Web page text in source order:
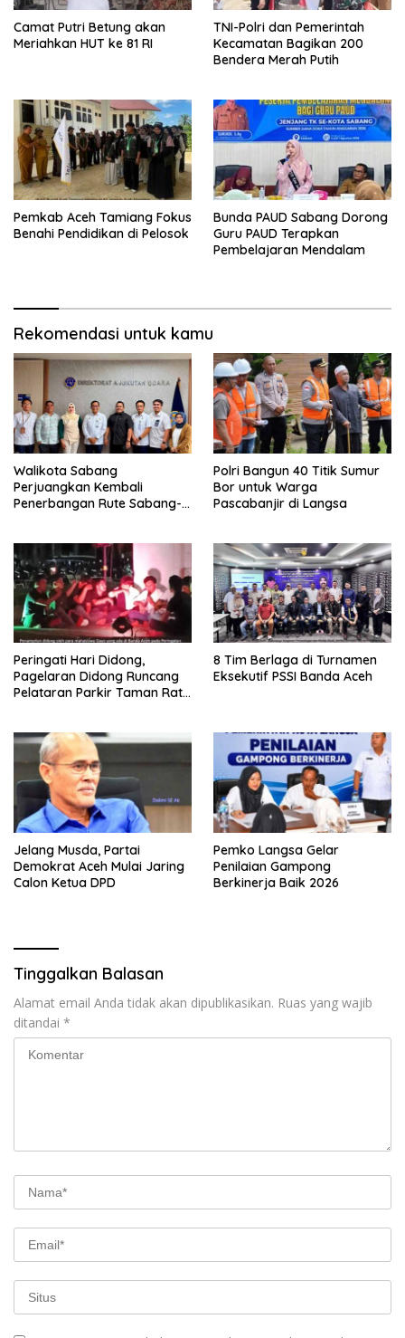
Camat Putri Betung akan
Meriahkan HUT ke 81 RI
TNI-Polri dan Pemerintah
Kecamatan Bagikan 200
Bendera Merah Putih
Pemkab Aceh Tamiang Fokus
Benahi Pendidikan di Pelosok
Bunda PAUD Sabang Dorong
Guru PAUD Terapkan
Pembelajaran Mendalam
Rekomendasi untuk kamu
Walikota Sabang
Perjuangkan Kembali
Penerbangan Rute Sabang-
Polri Bangun 40 Titik Sumur
Bor untuk Warga
Pascabanjir di Langsa
Peringati Hari Didong,
Pagelaran Didong Runcang
Pelataran Parkir Taman Ratu
8 Tim Berlaga di Turnamen
Eksekutif PSSI Banda Aceh
Jelang Musda, Partai
Demokrat Aceh Mulai Jaring
Calon Ketua DPD
Pemko Langsa Gelar
Penilaian Gampong
Berkinerja Baik 2026
Tinggalkan Balasan
Alamat email Anda tidak akan dipublikasikan. Ruas yang wajib
ditandai *